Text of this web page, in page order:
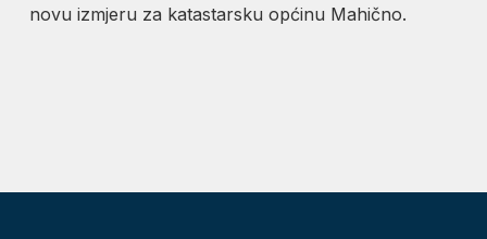
novu izmjeru za katastarsku općinu Mahično.